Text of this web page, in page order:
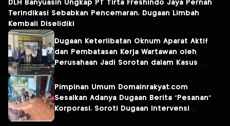
DLH Banyuasin Ungkap PT Tirta Freshindo Jaya Pernah
Terindikasi Sebabkan Pencemaran, Dugaan Limbah
Kembali Diselidiki
Dugaan Keterlibatan Oknum Aparat Aktif
dan Pembatasan Kerja Wartawan oleh
Perusahaan Jadi Sorotan dalam Kasus
Fresindo Jaya
Pimpinan Umum Domainrakyat.com
Sesalkan Adanya Dugaan Berita “Pesanan”
Korporasi, Soroti Dugaan Intervensi